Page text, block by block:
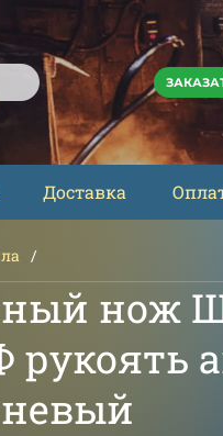
ПОИСК
Доставка
нож
рукоять